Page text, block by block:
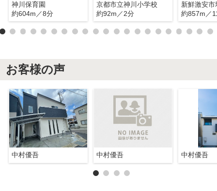
神川保育園
約604m／8分
京都市立神川小学校
約92m／2分
約857m／
お客様の声
中村優吾 中村優吾 中村優吾